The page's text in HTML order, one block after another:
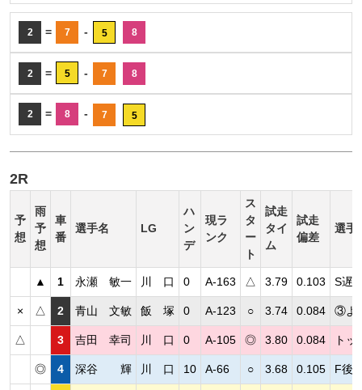
2 = 7 - 5 8
2 = 5 - 7 8
2 = 8 - 7 5
2R
予
想
雨
予
想
車
番
選手名 LG
ハ
ン
デ
現ラ
ンク
ス
タ
ー
ト
試走
タイ
ム
試走
偏差
選手
▲ 1 永瀬 敏一 川 口 0 A-163 △ 3.79 0.103 S遅
× △ 2 青山 文敏 飯 塚 0 A-123 ○ 3.74 0.084 ③よ
△ 3 吉田 幸司 川 口 0 A-105 ◎ 3.80 0.084 ト
◎ 4 深谷 輝 川 口 10 A-66 ○ 3.68 0.105 F後